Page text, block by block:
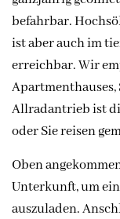
befahrbar.
ist aber auch im
erreichbar. Wir
Allradantrieb ist
oder Sie reisen
Oben
Unterkunft, um
auszuladen.